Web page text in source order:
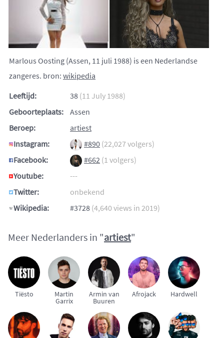
Marlous Oosting (Assen, 11 juli 1988) is een Nederlandse
zangeres. bron: wikipedia
Leeftijd:
38 (11 July 1988)
Geboorteplaats:
Assen
Beroep:
artiest
Instagram:
#890 (22,027 volgers)
Facebook:
#662 (1 volgers)
Youtube:
---
Twitter:
onbekend
Wikipedia:
#3728 (4,640 views in 2019)
Meer Nederlanders in "artiest"
Tiësto Martin
Garrix
Armin van
Buuren
Afrojack Hardwell